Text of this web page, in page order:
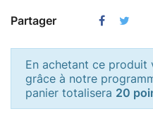
Partager
En achetant ce produit
grâce à notre
panier totalisera 20